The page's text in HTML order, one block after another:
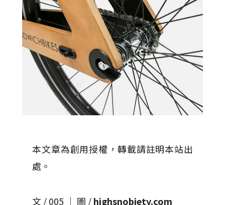
本文章為創用授權，轉載請註明本站出
處。
文 / 005 │ 圖 /highsnobiety.com